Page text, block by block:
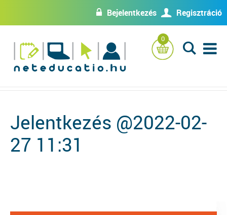
w Bejelentkezés U Regisztráció
0
L
Jelentkezés @2022-02-
27 11:31